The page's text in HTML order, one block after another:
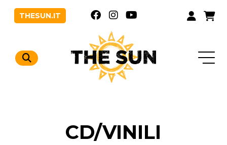
Vai al contenuto
Vai al menu
THESUN.IT
CD/VINILI